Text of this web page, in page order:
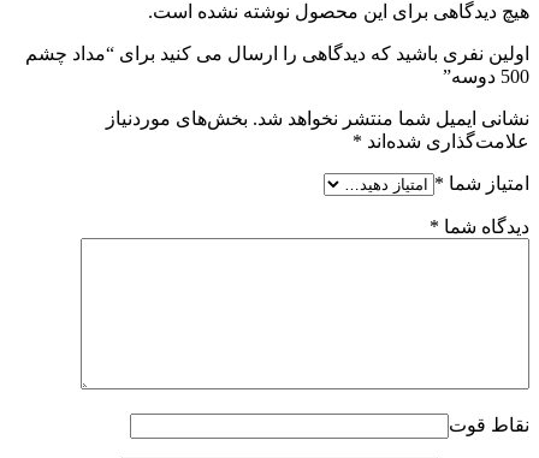
هیچ دیدگاهی برای این محصول نوشته نشده است.
اولین نفری باشید که دیدگاهی را ارسال می کنید برای “مداد چشم
500 دوسه”
نشانی ایمیل شما منتشر نخواهد شد. بخش‌های موردنیاز
علامت‌گذاری شده‌اند *
امتیاز شما *
دیدگاه شما *
نقاط قوت